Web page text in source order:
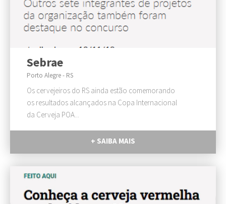
Sebrae
Porto Alegre - RS
Os cervejeiros do RS ainda estão comemorando
os resultados alcançados na Copa Internacional
da Cerveja POA...
+ SAIBA MAIS